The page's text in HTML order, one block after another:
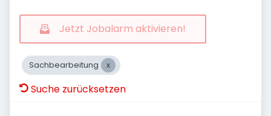
Jetzt Jobalarm aktivieren!
Sachbearbeitung
Suche zurücksetzen